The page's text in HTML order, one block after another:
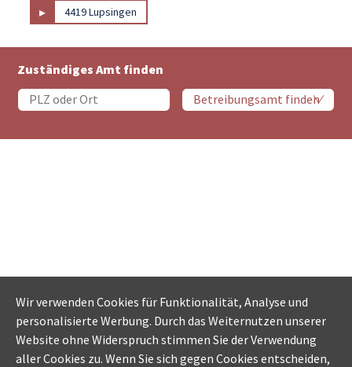
▸ 4419 Lupsingen
Zuständiges Amt finden
Wir verwenden Cookies für Funktionalität, Analyse und
personalisierte Werbung. Durch das Weiternutzen unserer
Website ohne Widerspruch stimmen Sie der Verwendung
aller Cookies zu. Wenn Sie sich gegen Cookies entscheiden,